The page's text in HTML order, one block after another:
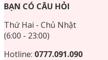
BẠN CÓ CÂU HỎI
Thứ Hai - Chủ Nhật
(6:00 - 23:00)
Hotline: 0777.091.090